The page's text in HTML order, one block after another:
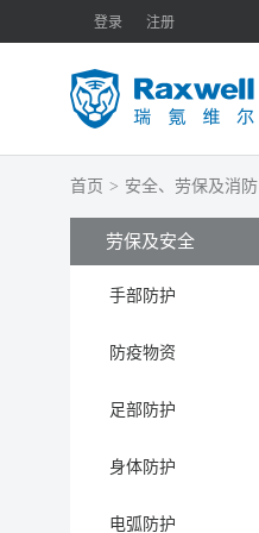
登录 注册
首页 > 安全、劳保及消防
劳保及安全
手部防护
防疫物资
足部防护
身体防护
电弧防护